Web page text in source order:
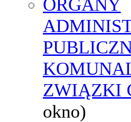
ORGANY
ZWIĄZKI
okno)